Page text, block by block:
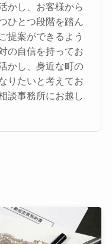
かし、お客様から
ひとつ段階を踏ん
提案ができるよう
の自信を持ってお
かし、身近な町の
りたいと考えてお
談事務所にお越し